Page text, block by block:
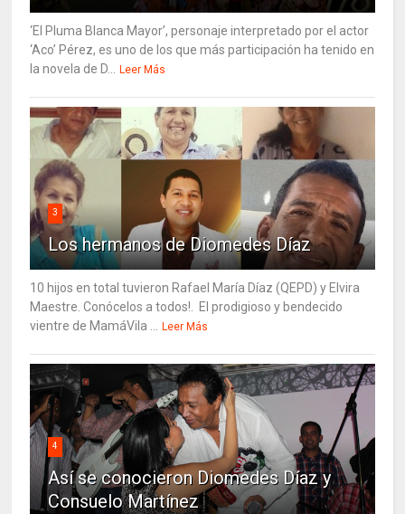
‘El Pluma Blanca Mayor’, personaje interpretado por el actor
‘Aco’ Pérez, es uno de los que más participación ha tenido en
la novela de D... Leer Más
3
Los hermanos de Diomedes Díaz
10 hijos en total tuvieron Rafael María Díaz (QEPD) y Elvira
Maestre. Conócelos a todos!. El prodigioso y bendecido
vientre de MamáVila ... Leer Más
4
Así se conocieron Diomedes Díaz y
Consuelo Martínez